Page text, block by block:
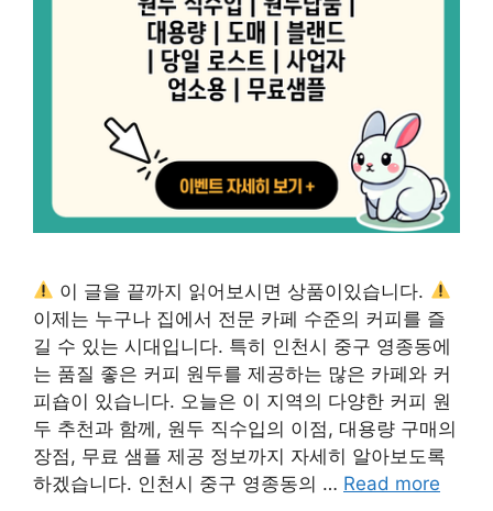
이 글을 끝까지 읽어보시면 상품이있습니다.
이제는 누구나 집에서 전문 카페 수준의 커피를 즐
길 수 있는 시대입니다. 특히 인천시 중구 영종동에
는 품질 좋은 커피 원두를 제공하는 많은 카페와 커
피숍이 있습니다. 오늘은 이 지역의 다양한 커피 원
두 추천과 함께, 원두 직수입의 이점, 대용량 구매의
장점, 무료 샘플 제공 정보까지 자세히 알아보도록
하겠습니다. 인천시 중구 영종동의 … Read more